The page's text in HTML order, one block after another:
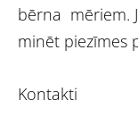
bērna mēriem.
minēt piezīmes
Kontakti